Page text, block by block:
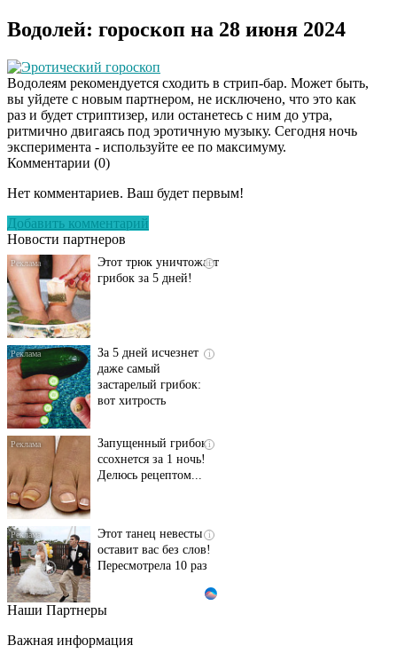
Водолей: гороскоп на 28 июня 2024
Эротический гороскоп
Водолеям рекомендуется сходить в стрип-бар. Может быть,
вы уйдете с новым партнером, не исключено, что это как
раз и будет стриптизер, или останетесь с ним до утра,
ритмично двигаясь под эротичную музыку. Сегодня ночь
эксперимента - используйте ее по максимуму.
Комментарии (0)
Нет комментариев. Ваш будет первым!
Добавить комментарий
Новости партнеров
Даже самый
исчезнет с корнем,
Этот трюк уничтожает
грибок за 5 дней!
За 5 дней исчезнет
даже самый
застарелый грибок:
вот хитрость
Запущенный грибок
ссохнется за 1 ночь!
Делюсь рецептом...
Этот танец невесты
оставит вас без слов!
Пересмотрела 10 раз
Ролик длится пару
шоке от увиденного
Наши Партнеры
Важная информация